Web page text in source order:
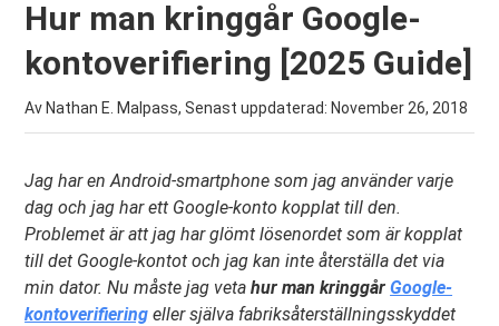
Hur man kringgår Google-
kontoverifiering [2025 Guide]
Av Nathan E. Malpass, Senast uppdaterad: November 26, 2018
Jag har en Android-smartphone som jag använder varje
dag och jag har ett Google-konto kopplat till den.
Problemet är att jag har glömt lösenordet som är kopplat
till det Google-kontot och jag kan inte återställa det via
min dator. Nu måste jag vetahur man kringgårGoogle-
kontoverifiering eller själva fabriksåterställningsskyddet